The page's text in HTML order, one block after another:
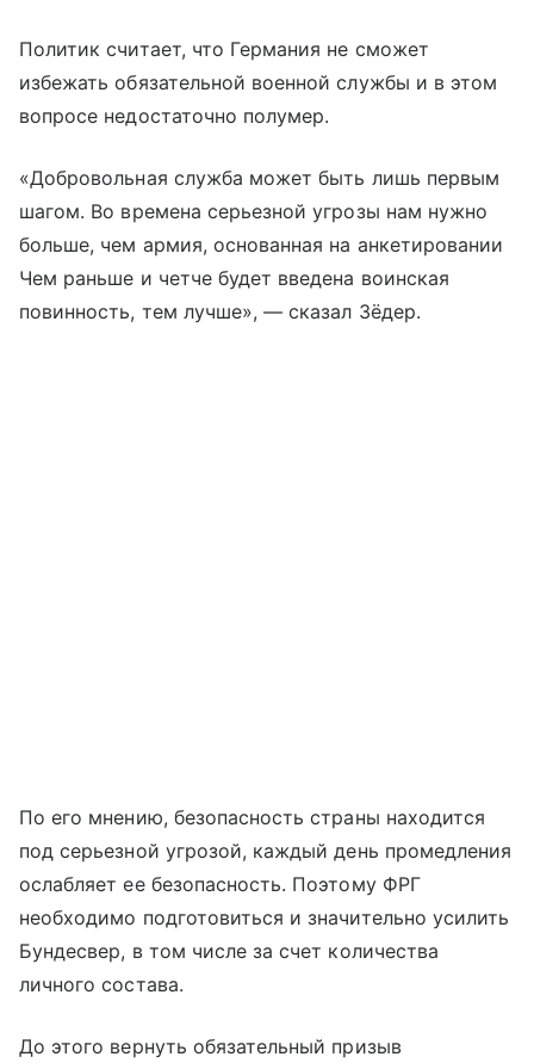
Политик считает, что Германия не сможет
избежать обязательной военной службы и в этом
вопросе недостаточно полумер.
«Добровольная служба может быть лишь первым
шагом. Во времена серьезной угрозы нам нужно
больше, чем армия, основанная на анкетировании
Чем раньше и четче будет введена воинская
повинность, тем лучше», — сказал Зёдер.
По его мнению, безопасность страны находится
под серьезной угрозой, каждый день промедления
ослабляет ее безопасность. Поэтому ФРГ
необходимо подготовиться и значительно усилить
Бундесвер, в том числе за счет количества
личного состава.
До этого вернуть обязательный призыв